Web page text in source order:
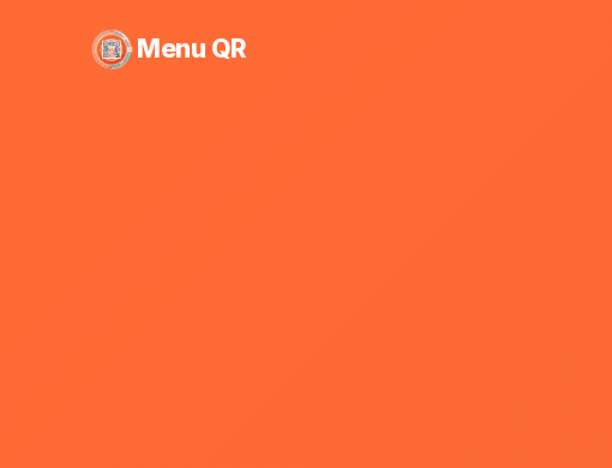
Menu QR